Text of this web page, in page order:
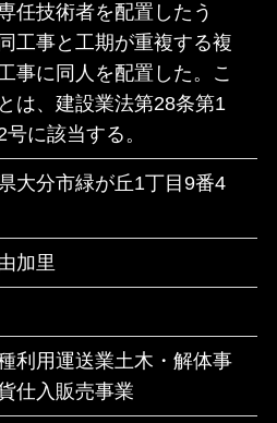
任技術者を配置したう
工事と工期が重複する複
事に同人を配置した。こ
は、建設業法第28条第1
号に該当する。
大分市緑が丘1丁目9番4
加里
利用運送業土木・解体事
仕入販売事業